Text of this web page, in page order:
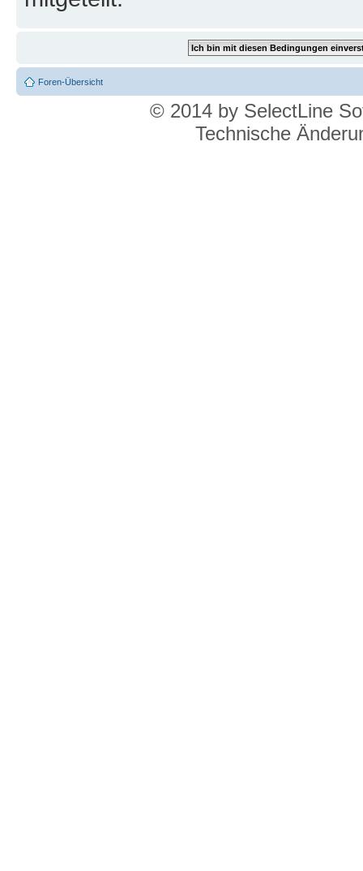
Foren-Übersicht
© 2014 by SelectLine
Technische